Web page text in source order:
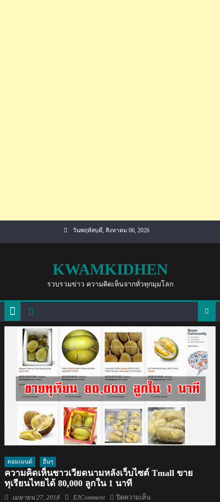
วันพฤหัสบดี, สิงหาคม 06, 2026
KWAMKIDHEN
รวบรวมข่าว ความคิดเห็นจากทั่วทุกมุมโลก
คอมเมนต์ อื่นๆ
ความคิดเห็นชาวเวียดนามหลังเว็บไซต์ Tmall ขาย
ทุเรียนไทยได้ 80,000 ลูกใน 1 นาที
Posted
เมษายน 27, 2018 Author
EJComment ปิดความเห็นบน